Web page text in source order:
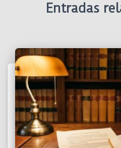
Entradas